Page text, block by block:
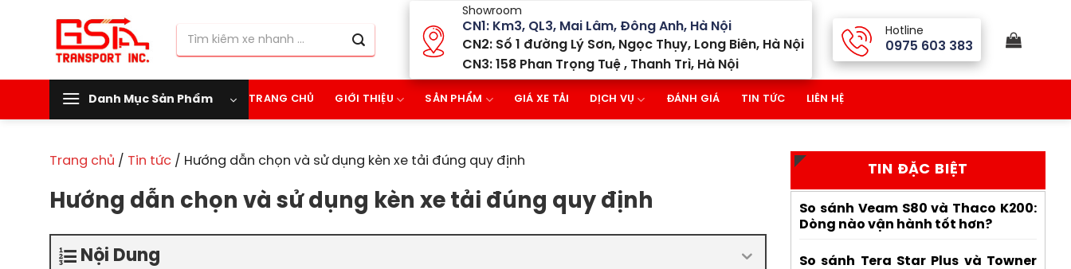
Tìm
Showroom
CN1: Km3, QL3, Mai Lâm, Đông Anh, Hà Nội
CN2: Số 1 đường Lý Sơn, Ngọc Thụy, Long Biên, Hà Nội
CN3: 158 Phan Trọng Tuệ , Thanh Trì, Hà Nội
Hotline
0975 603 383
Danh Mục Sản Phẩm TRANG CHỦ GIỚI THIỆU SẢN PHẨM GIÁ XE TẢI DỊCH VỤ ĐÁNH GIÁ TIN TỨC LIÊN HỆ
Trang chủ / Tin tức / Hướng dẫn chọn và sử dụng kèn xe tải đúng quy định
Hướng dẫn chọn và sử dụng kèn xe tải đúng quy định
Nội Dung
TIN ĐẶC BIỆT
So sánh Veam S80 và Thaco K200:
Dòng nào vận hành tốt hơn?
So sánh Tera Star Plus và Towner